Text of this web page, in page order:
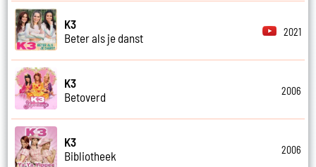
K3
Beter als je danst
2021
K3
Betoverd
2006
K3
Bibliotheek
2006